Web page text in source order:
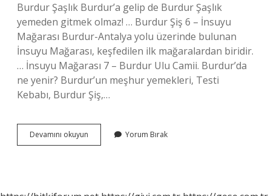
Burdur Şaşlık Burdur’a gelip de Burdur Şaşlık
yemeden gitmek olmaz! … Burdur Şiş 6 – İnsuyu
Mağarası Burdur-Antalya yolu üzerinde bulunan
İnsuyu Mağarası, keşfedilen ilk mağaralardan biridir.
… İnsuyu Mağarası 7 – Burdur Ulu Camii. Burdur’da
ne yenir? Burdur’un meşhur yemekleri, Testi
Kebabı, Burdur Şiş,…
Devamını okuyun
Ne
Yorum Bırak